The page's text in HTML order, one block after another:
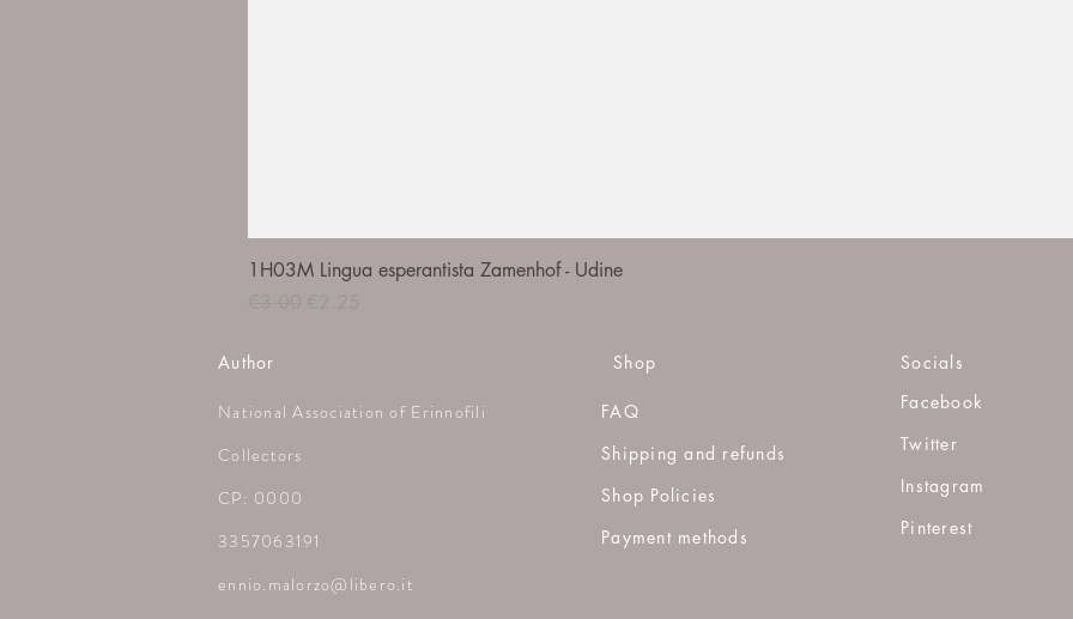
1H03M Lingua esperantista Zamenhof - Udine
Author
National Association of Erinnofili
Collectors
CP: 0000
3357063191
ennio.malorzo@libero.it
Shop
FAQ
Shipping and refunds
Shop Policies
Payment methods
Socials
Facebook
Twitter
Instagram
Pinterest